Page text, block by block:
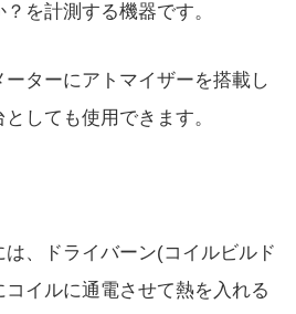
を計測する機器です。
ターにアトマイザーを搭載し
しても使用できます。
、ドライバーン(コイルビルド
イルに通電させて熱を入れる